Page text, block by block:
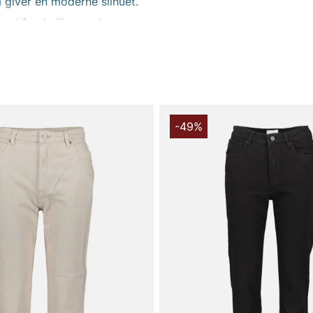
i forskellige vaske og
mere trendy
til en skarp outletpris.
-49%